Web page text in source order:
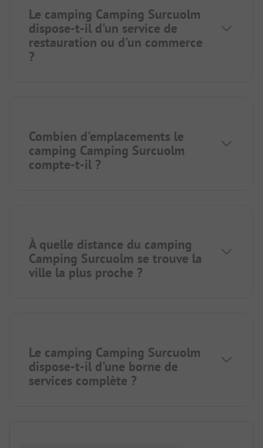
Le camping Camping Surcuolm
dispose-t-il d'un service de
restauration ou d'un commerce
?
Combien d'emplacements le
camping Camping Surcuolm
compte-t-il ?
À quelle distance du camping
Camping Surcuolm se trouve la
ville la plus proche ?
Le camping Camping Surcuolm
dispose-t-il d'une borne de
services complète ?